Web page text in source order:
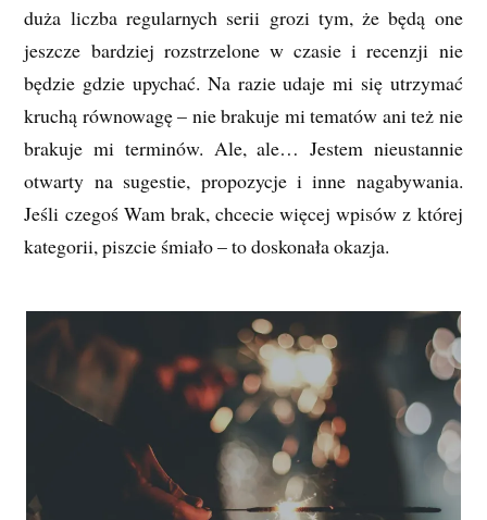
duża liczba regularnych serii grozi tym, że będą one
jeszcze bardziej rozstrzelone w czasie i recenzji nie
będzie gdzie upychać. Na razie udaje mi się utrzymać
kruchą równowagę – nie brakuje mi tematów ani też nie
brakuje mi terminów. Ale, ale… Jestem nieustannie
otwarty na sugestie, propozycje i inne nagabywania.
Jeśli czegoś Wam brak, chcecie więcej wpisów z której
kategorii, piszcie śmiało – to doskonała okazja.